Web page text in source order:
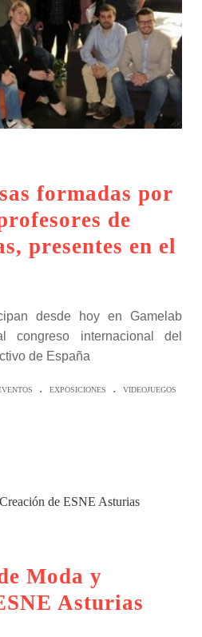
formadas por
de
presentes en el
desde hoy en Gamelab
congreso internacional del
de España
. EXPOSICIONES . VIDEOJUEGOS
Moda y
Asturias